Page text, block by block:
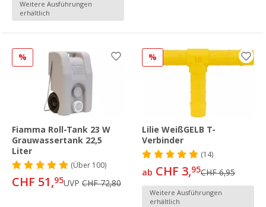
Weitere Ausführungen
erhältlich
%
Fiamma Roll-Tank 23 W
Grauwassertank 22,5
Liter
(Über100)
CHF 51,95UVP CHF 72,80
%
Lilie WeißGELB T-
Verbinder
(14)
ab CHF 3,95CHF 6,95
Weitere Ausführungen
erhältlich